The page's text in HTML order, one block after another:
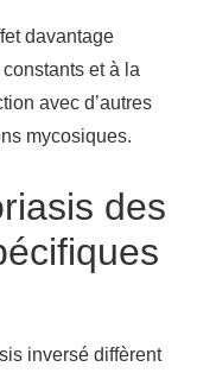
davantage
et à la
avec d’autres
mycosiques.
des
inversé diffèrent